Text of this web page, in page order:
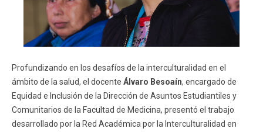
Profundizando en los desafíos de la interculturalidad en el
ámbito de la salud, el docente Álvaro Besoaín, encargado de
Equidad e Inclusión de la Dirección de Asuntos Estudiantiles y
Comunitarios de la Facultad de Medicina, presentó el trabajo
desarrollado por la Red Académica por la Interculturalidad en